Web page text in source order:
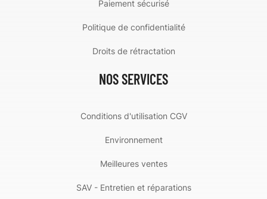
Paiement sécurisé
Politique de confidentialité
Droits de rétractation
NOS SERVICES
Conditions d'utilisation CGV
Environnement
Meilleures ventes
SAV - Entretien et réparations